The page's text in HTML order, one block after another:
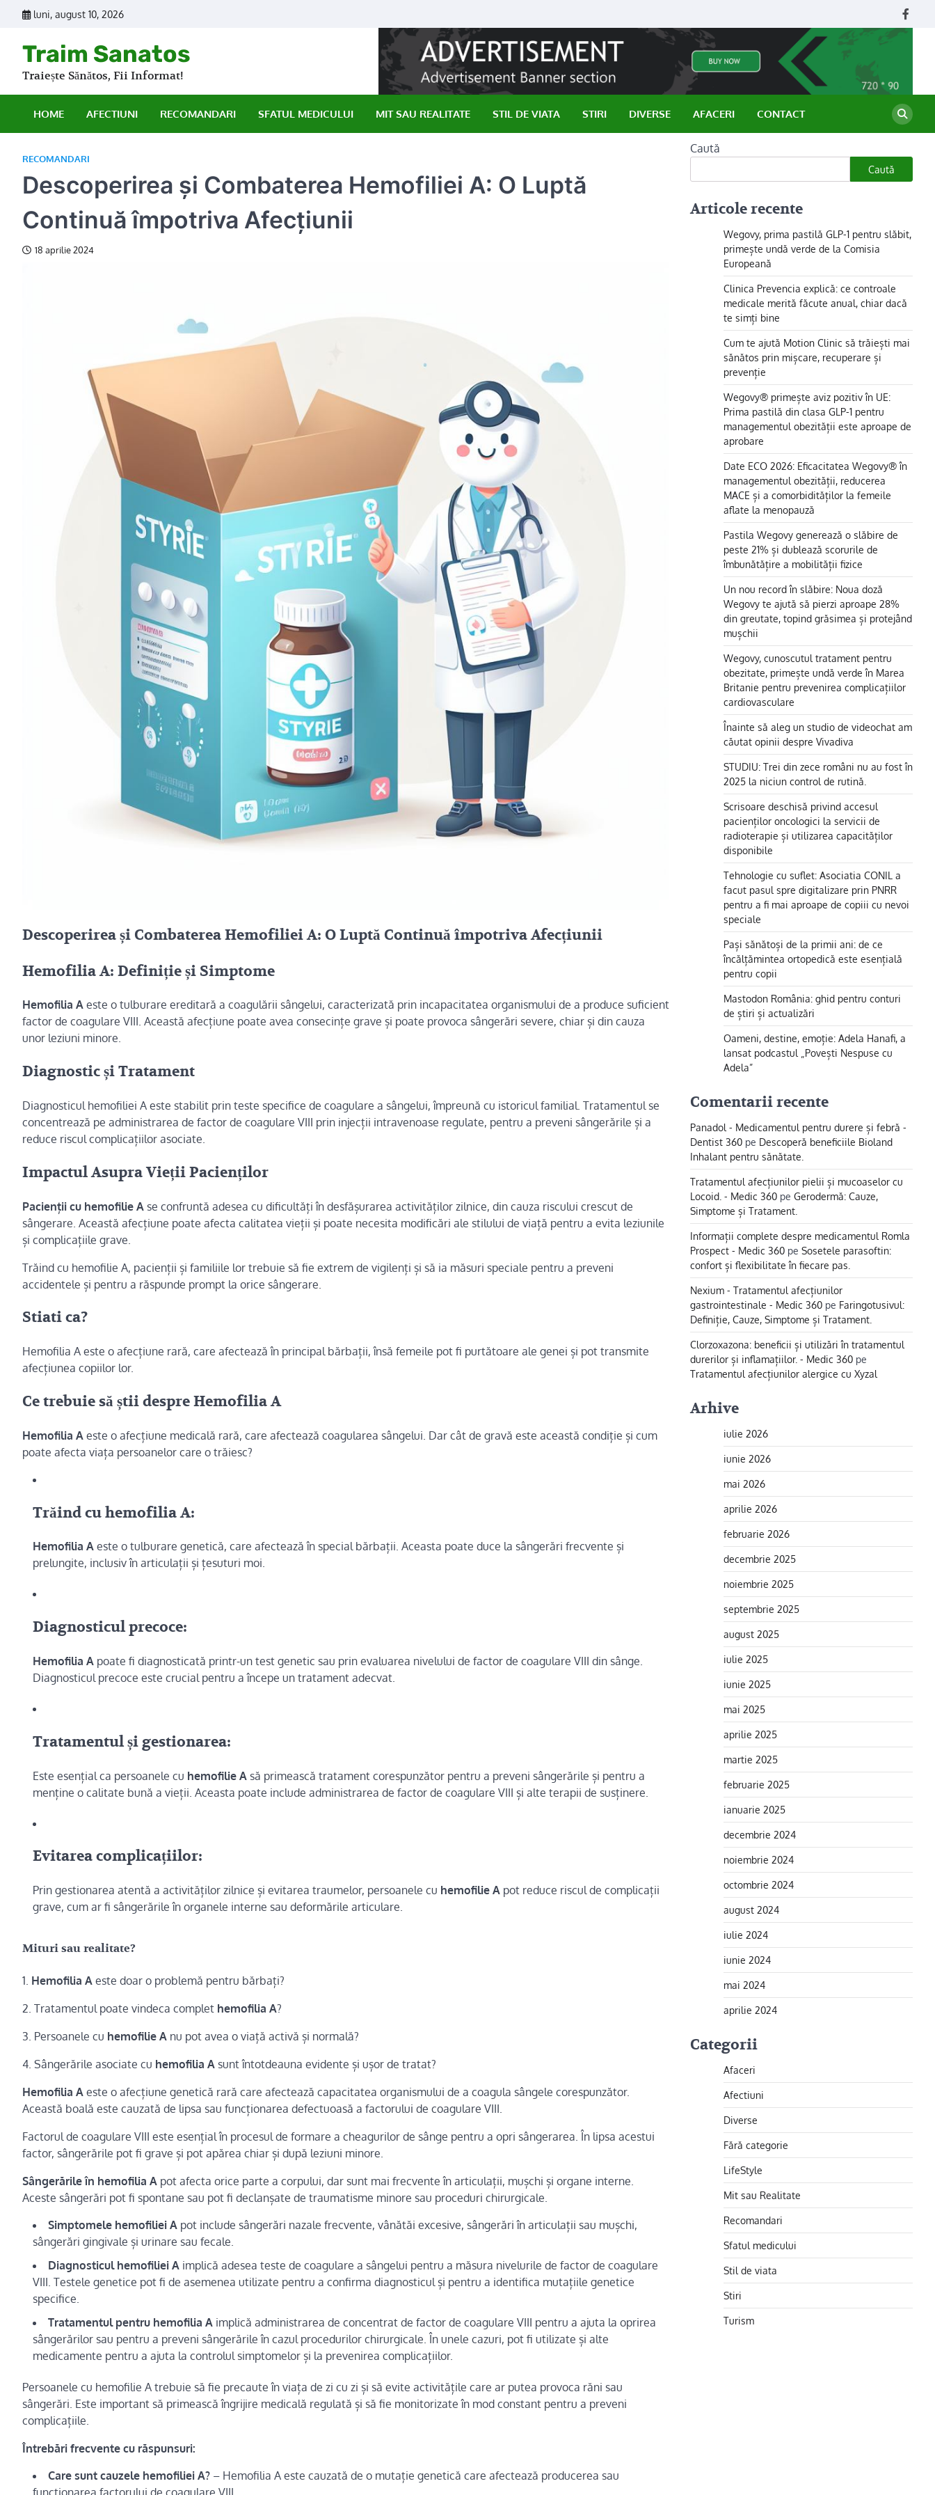
luni, august 10, 2026
Traim Sanatos
Traiește Sănătos, Fii Informat!
HOME AFECTIUNI RECOMANDARI SFATUL MEDICULUI MIT SAU REALITATE STIL DE VIATA STIRI DIVERSE AFACERI CONTACT
RECOMANDARI
Descoperirea și Combaterea Hemofiliei A: O Luptă
Continuă împotriva Afecțiunii
18 aprilie 2024
Descoperirea și Combaterea Hemofiliei A: O Luptă Continuă împotriva Afecțiunii
Hemofilia A: Definiție și Simptome
Hemofilia A este o tulburare ereditară a coagulării sângelui, caracterizată prin incapacitatea organismului de a produce suficient
factor de coagulare VIII. Această afecțiune poate avea consecințe grave și poate provoca sângerări severe, chiar și din cauza
unor leziuni minore.
Diagnostic și Tratament
Diagnosticul hemofiliei A este stabilit prin teste specifice de coagulare a sângelui, împreună cu istoricul familial. Tratamentul se
concentrează pe administrarea de factor de coagulare VIII prin injecții intravenoase regulate, pentru a preveni sângerările și a
reduce riscul complicațiilor asociate.
Impactul Asupra Vieții Pacienților
Pacienții cu hemofilie A se confruntă adesea cu dificultăți în desfășurarea activităților zilnice, din cauza riscului crescut de
sângerare. Această afecțiune poate afecta calitatea vieții și poate necesita modificări ale stilului de viață pentru a evita leziunile
și complicațiile grave.
Trăind cu hemofilie A, pacienții și familiile lor trebuie să fie extrem de vigilenți și să ia măsuri speciale pentru a preveni
accidentele și pentru a răspunde prompt la orice sângerare.
Stiati ca?
Hemofilia A este o afecțiune rară, care afectează în principal bărbații, însă femeile pot fi purtătoare ale genei și pot transmite
afecțiunea copiilor lor.
Ce trebuie să știi despre Hemofilia A
Hemofilia A este o afecțiune medicală rară, care afectează coagularea sângelui. Dar cât de gravă este această condiție și cum
poate afecta viața persoanelor care o trăiesc?
Trăind cu hemofilia A:
Hemofilia A este o tulburare genetică, care afectează în special bărbații. Aceasta poate duce la sângerări frecvente și
prelungite, inclusiv în articulații și țesuturi moi.
Diagnosticul precoce:
Hemofilia A poate fi diagnosticată printr-un test genetic sau prin evaluarea nivelului de factor de coagulare VIII din sânge.
Diagnosticul precoce este crucial pentru a începe un tratament adecvat.
Tratamentul și gestionarea:
Este esențial ca persoanele cu hemofilie A să primească tratament corespunzător pentru a preveni sângerările și pentru a
menține o calitate bună a vieții. Aceasta poate include administrarea de factor de coagulare VIII și alte terapii de susținere.
Evitarea complicațiilor:
Prin gestionarea atentă a activităților zilnice și evitarea traumelor, persoanele cu hemofilie A pot reduce riscul de complicații
grave, cum ar fi sângerările în organele interne sau deformările articulare.
Mituri sau realitate?
1. Hemofilia A este doar o problemă pentru bărbați?
2. Tratamentul poate vindeca complet hemofilia A?
3. Persoanele cu hemofilie A nu pot avea o viață activă și normală?
4. Sângerările asociate cu hemofilia A sunt întotdeauna evidente și ușor de tratat?
Hemofilia A este o afecțiune genetică rară care afectează capacitatea organismului de a coagula sângele corespunzător.
Această boală este cauzată de lipsa sau funcționarea defectuoasă a factorului de coagulare VIII.
Factorul de coagulare VIII este esențial în procesul de formare a cheagurilor de sânge pentru a opri sângerarea. În lipsa acestui
factor, sângerările pot fi grave și pot apărea chiar și după leziuni minore.
Sângerările în hemofilia A pot afecta orice parte a corpului, dar sunt mai frecvente în articulații, mușchi și organe interne.
Aceste sângerări pot fi spontane sau pot fi declanșate de traumatisme minore sau proceduri chirurgicale.
Simptomele hemofiliei A pot include sângerări nazale frecvente, vânătăi excesive, sângerări în articulații sau mușchi,
sângerări gingivale și urinare sau fecale.
Diagnosticul hemofiliei A implică adesea teste de coagulare a sângelui pentru a măsura nivelurile de factor de coagulare
VIII. Testele genetice pot fi de asemenea utilizate pentru a confirma diagnosticul și pentru a identifica mutațiile genetice
specifice.
Tratamentul pentru hemofilia A implică administrarea de concentrat de factor de coagulare VIII pentru a ajuta la oprirea
sângerărilor sau pentru a preveni sângerările în cazul procedurilor chirurgicale. În unele cazuri, pot fi utilizate și alte
medicamente pentru a ajuta la controlul simptomelor și la prevenirea complicațiilor.
Persoanele cu hemofilie A trebuie să fie precaute în viața de zi cu zi și să evite activitățile care ar putea provoca răni sau
sângerări. Este important să primească îngrijire medicală regulată și să fie monitorizate în mod constant pentru a preveni
complicațiile.
Întrebări frecvente cu răspunsuri:
Care sunt cauzele hemofiliei A? – Hemofilia A este cauzată de o mutație genetică care afectează producerea sau
funcționarea factorului de coagulare VIII.
Caută
Caută
Articole recente
Wegovy, prima pastilă GLP-1 pentru slăbit,
primește undă verde de la Comisia
Europeană
Clinica Prevencia explică: ce controale
medicale merită făcute anual, chiar dacă
te simți bine
Cum te ajută Motion Clinic să trăiești mai
sănătos prin mișcare, recuperare și
prevenție
Wegovy® primește aviz pozitiv în UE:
Prima pastilă din clasa GLP-1 pentru
managementul obezității este aproape de
aprobare
Date ECO 2026: Eficacitatea Wegovy® în
managementul obezității, reducerea
MACE și a comorbidităților la femeile
aflate la menopauză
Pastila Wegovy generează o slăbire de
peste 21% și dublează scorurile de
îmbunătățire a mobilității fizice
Un nou record în slăbire: Noua doză
Wegovy te ajută să pierzi aproape 28%
din greutate, topind grăsimea și protejând
mușchii
Wegovy, cunoscutul tratament pentru
obezitate, primește undă verde în Marea
Britanie pentru prevenirea complicațiilor
cardiovasculare
Înainte să aleg un studio de videochat am
căutat opinii despre Vivadiva
STUDIU: Trei din zece români nu au fost în
2025 la niciun control de rutină.
Scrisoare deschisă privind accesul
pacienților oncologici la servicii de
radioterapie și utilizarea capacităților
disponibile
Tehnologie cu suflet: Asociatia CONIL a
facut pasul spre digitalizare prin PNRR
pentru a fi mai aproape de copiii cu nevoi
speciale
Pași sănătoși de la primii ani: de ce
încălțămintea ortopedică este esențială
pentru copii
Mastodon România: ghid pentru conturi
de știri și actualizări
Oameni, destine, emoție: Adela Hanafi, a
lansat podcastul „Povești Nespuse cu
Adela”
Comentarii recente
Panadol - Medicamentul pentru durere și febră -
Dentist 360 pe Descoperă beneficiile Bioland
Inhalant pentru sănătate.
Tratamentul afecțiunilor pielii și mucoaselor cu
Locoid. - Medic 360 pe Gerodermă: Cauze,
Simptome și Tratament.
Informații complete despre medicamentul Romla
Prospect - Medic 360 pe Sosetele parasoftin:
confort și flexibilitate în fiecare pas.
Nexium - Tratamentul afecțiunilor
gastrointestinale - Medic 360 pe Faringotusivul:
Definiție, Cauze, Simptome și Tratament.
Clorzoxazona: beneficii și utilizări în tratamentul
durerilor și inflamațiilor. - Medic 360 pe
Tratamentul afecțiunilor alergice cu Xyzal
Arhive
iulie 2026
iunie 2026
mai 2026
aprilie 2026
februarie 2026
decembrie 2025
noiembrie 2025
septembrie 2025
august 2025
iulie 2025
iunie 2025
mai 2025
aprilie 2025
martie 2025
februarie 2025
ianuarie 2025
decembrie 2024
noiembrie 2024
octombrie 2024
august 2024
iulie 2024
iunie 2024
mai 2024
aprilie 2024
Categorii
Afaceri
Afectiuni
Diverse
Fără categorie
LifeStyle
Mit sau Realitate
Recomandari
Sfatul medicului
Stil de viata
Stiri
Turism